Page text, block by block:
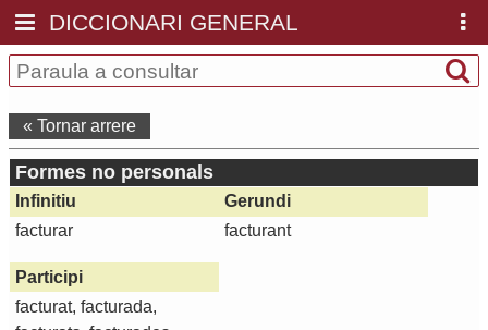
DICCIONARI GENERAL
« Tornar arrere
Formes no personals
Infinitiu
facturar
Gerundi
facturant
Participi
facturat, facturada,